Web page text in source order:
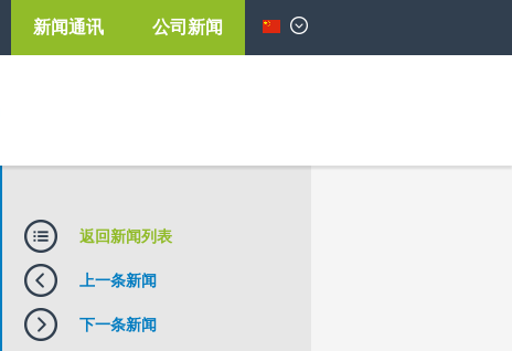
新闻通讯 公司新闻
返回新闻列表
上一条新闻
下一条新闻